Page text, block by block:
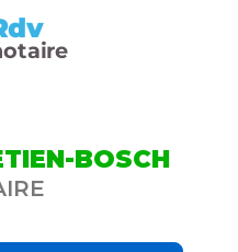
otaire
BOSCH